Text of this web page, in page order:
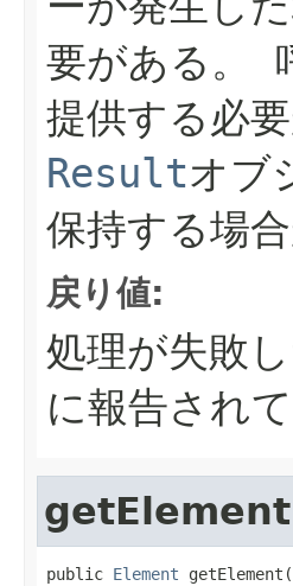
要がある。
提供する必
Resultオブ
保持する場
戻り値:
処理が失敗
に報告され
getElement
public Element getElement(